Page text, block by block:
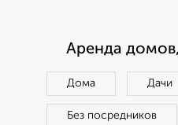
Аренда
Дома Дачи
Без посредников